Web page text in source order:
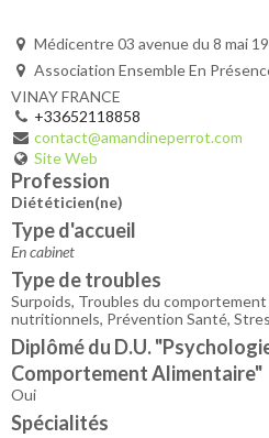
Médicentre 03 avenue du 8 mai
Association Ensemble En
VINAY FRANCE
+33652118858
contact@amandineperrot.com
Site Web
Profession
Diététicien(ne)
Type d'accueil
En cabinet
Type de troubles
Surpoids, Troubles du
nutritionnels, Prévention Santé,
Diplômé du D.U.
Comportement Alimentaire"
Oui
Spécialités